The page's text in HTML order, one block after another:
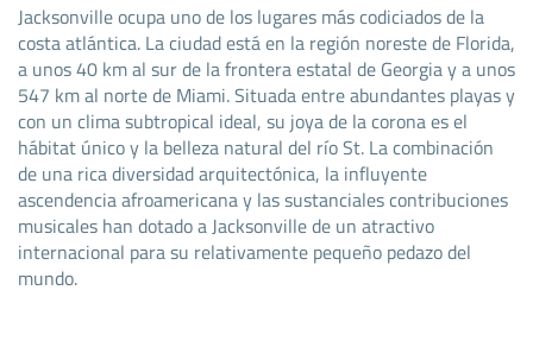
Jacksonville ocupa uno de los lugares más codiciados de la
costa atlántica. La ciudad está en la región noreste de Florida,
a unos 40 km al sur de la frontera estatal de Georgia y a unos
547 km al norte de Miami. Situada entre abundantes playas y
con un clima subtropical ideal, su joya de la corona es el
hábitat único y la belleza natural del río St. La combinación
de una rica diversidad arquitectónica, la influyente
ascendencia afroamericana y las sustanciales contribuciones
musicales han dotado a Jacksonville de un atractivo
internacional para su relativamente pequeño pedazo del
mundo.